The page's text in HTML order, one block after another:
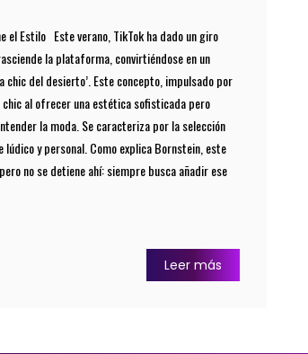
el Estilo Este verano, TikTok ha dado un giro
la plataforma, convirtiéndose en un
chic del desierto’. Este concepto, impulsado por
al ofrecer una estética sofisticada pero
la moda. Se caracteriza por la selección
y personal. Como explica Bornstein, este
no se detiene ahí: siempre busca añadir ese
Leer más